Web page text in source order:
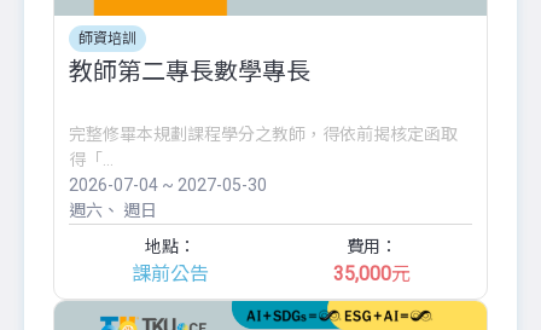
師資培訓
教師第二專長數學專長
完整修畢本規劃課程學分之教師，得依前揭核定函取
得「...
2026-07-04 ~ 2027-05-30
週六
週日
地點：
課前公告
費用：
35,000元